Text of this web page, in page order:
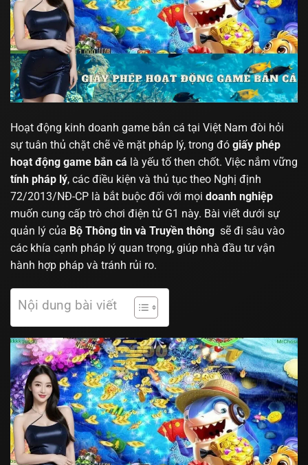
Hoạt động kinh doanh game bắn cá tại Việt Nam đòi hỏi
sự tuân thủ chặt chẽ về mặt pháp lý, trong đó giấy phép
hoạt động game bắn cá là yếu tố then chốt. Việc nắm vững
tính pháp lý, các điều kiện và thủ tục theo Nghị định
72/2013/NĐ-CP là bắt buộc đối với mọi doanh nghiệp
muốn cung cấp trò chơi điện tử G1 này. Bài viết dưới sự
quản lý của Bộ Thông tin và Truyền thông sẽ đi sâu vào
các khía cạnh pháp lý quan trọng, giúp nhà đầu tư vận
hành hợp pháp và tránh rủi ro.
Nội dung bài viết